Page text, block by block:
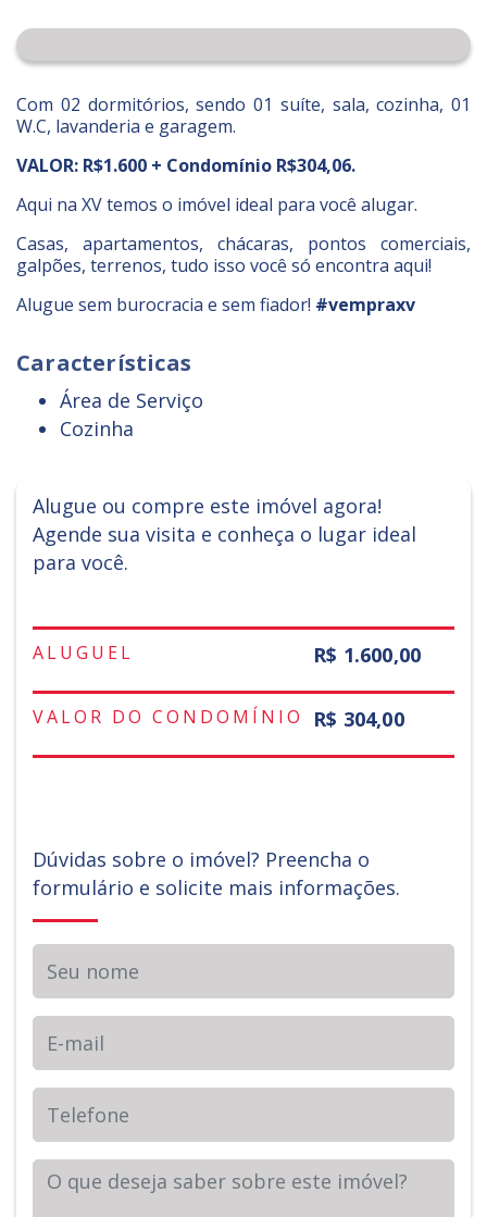
Com 02 dormitórios, sendo 01 suíte, sala, cozinha, 01
W.C, lavanderia e garagem.
VALOR: R$1.600 + Condomínio R$304,06.
Aqui na XV temos o imóvel ideal para você alugar.
Casas, apartamentos, chácaras, pontos comerciais,
galpões, terrenos, tudo isso você só encontra aqui!
Alugue sem burocracia e sem fiador! #vempraxv
Características
Área de Serviço
Cozinha
Alugue ou compre este imóvel agora!
Agende sua visita e conheça o lugar ideal
para você.
ALUGUEL R$ 1.600,00
VALOR DO CONDOMÍNIO R$ 304,00
Dúvidas sobre o imóvel? Preencha o
formulário e solicite mais informações.
Telefone
Sua Mensagem